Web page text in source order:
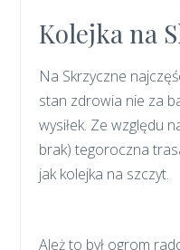
Kolejka na
Na Skrzyczne
stan zdrowia nie za
wysiłek. Ze względu
brak) tegoroczna
jak kolejka na szczyt.
Ależ to był ogrom